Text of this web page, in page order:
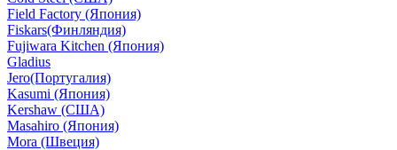
Field Factory (Япония)
Fiskars(Финляндия)
Fujiwara Kitchen (Япония)
Gladius
Jero(Португалия)
Kasumi (Япония)
Kershaw (США)
Masahiro (Япония)
Mora (Швеция)